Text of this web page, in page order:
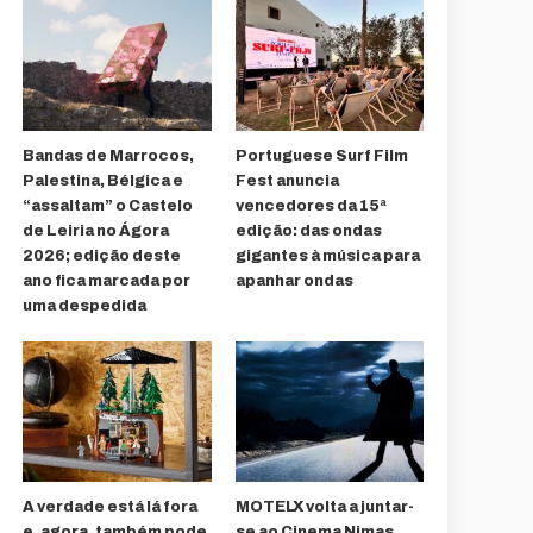
Bandas de Marrocos,
Palestina, Bélgica e
“assaltam” o Castelo
de Leiria no Ágora
2026; edição deste
ano fica marcada por
uma despedida
Portuguese Surf Film
Fest anuncia
vencedores da 15ª
edição: das ondas
gigantes à música para
apanhar ondas
A verdade está lá fora
MOTELX volta a juntar-